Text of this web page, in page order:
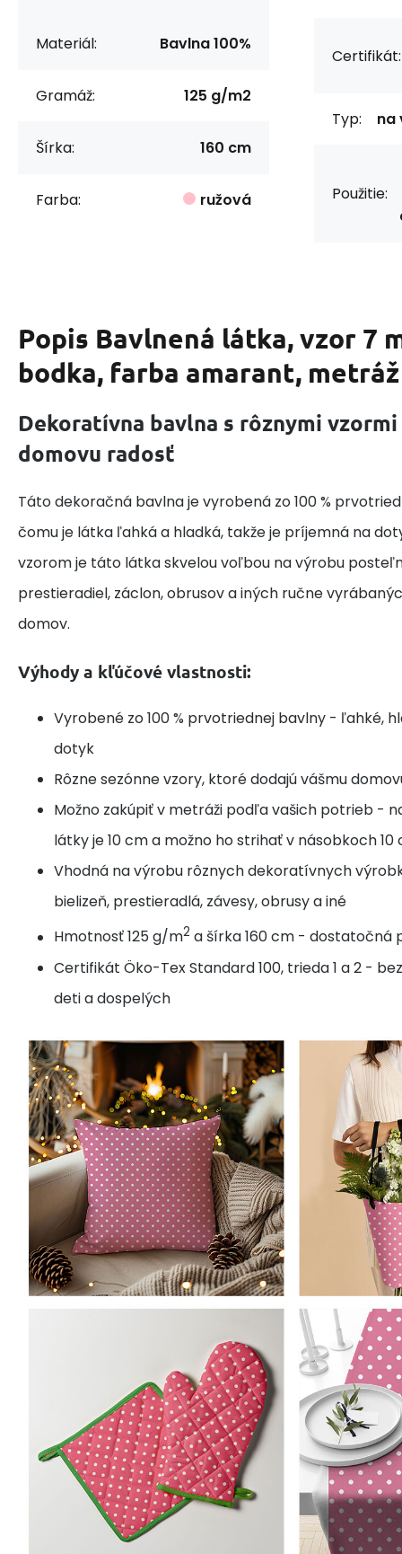
Materiál: Bavlna 100%
Gramáž: 125 g/m2
Šírka: 160 cm
Farba: ružová
Certifikát:
Typ: na
Použitie:
Popis Bavlnená látka, vzor 7
bodka, farba amarant, metráž
Dekoratívna bavlna s rôznymi vzormi
domovu radosť
Táto dekoračná bavlna je vyrobená zo 100 %
čomu je látka ľahká a hladká, takže je príjemná na
vzorom je táto látka skvelou voľbou na výrobu
prestieradiel, záclon, obrusov a iných ručne
domov.
Výhody a kľúčové vlastnosti:
Vyrobené zo 100 % prvotriednej bavlny - ľahké,
dotyk
Rôzne sezónne vzory, ktoré dodajú vášmu
Možno zakúpiť v metráži podľa vašich potrieb -
látky je 10 cm a možno ho strihať v násobkoch 10
Vhodná na výrobu rôznych dekoratívnych
bielizeň, prestieradlá, závesy, obrusy a iné
Hmotnosť 125 g/m2 a šírka 160 cm - dostatočná
Certifikát Öko-Tex Standard 100, trieda 1 a 2 -
deti a dospelých